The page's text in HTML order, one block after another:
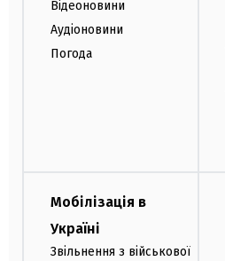
Відеоновини
Аудіоновини
Погода
Мобілізація в
Україні
Звільнення з військової